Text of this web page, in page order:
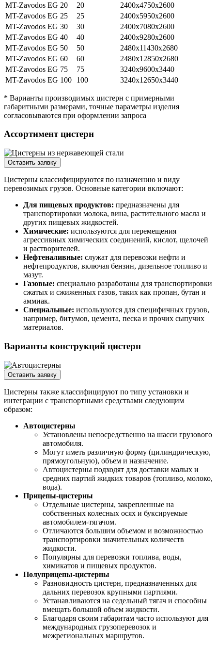
MT-Zavodos EG 20
20
2400х4750х2600
MT-Zavodos EG 25
25
2400х5950х2600
MT-Zavodos EG 30
30
2400х7080х2600
MT-Zavodos EG 40
40
2400х9280х2600
MT-Zavodos EG 50
50
2480х11430х2680
MT-Zavodos EG 60
60
2480х12850х2680
MT-Zavodos EG 75
75
3240х9600х3440
MT-Zavodos EG 100
100 3240х12650х3440
* Варианты производимых цистерн с примерными
габаритными размерами, точные параметры изделия
согласовываются при оформлении запроса
Ассортимент цистерн
Оставить заявку
Цистерны классифицируются по назначению и виду
перевозимых грузов. Основные категории включают:
Для пищевых продуктов: предназначены для
транспортировки молока, вина, растительного масла и
других пищевых жидкостей.
Химические: используются для перемещения
агрессивных химических соединений, кислот, щелочей
и растворителей.
Нефтеналивные: служат для перевозки нефти и
нефтепродуктов, включая бензин, дизельное топливо и
мазут.
Газовые: специально разработаны для транспортировки
сжатых и сжиженных газов, таких как пропан, бутан и
аммиак.
Специальные: используются для специфичных грузов,
например, битумов, цемента, песка и прочих сыпучих
материалов.
Варианты конструкций цистерн
Оставить заявку
Цистерны также классифицируют по типу установки и
интеграции с транспортными средствами следующим
образом:
Автоцистерны
Установлены непосредственно на шасси грузового
автомобиля.
Могут иметь различную форму (цилиндрическую,
прямоугольную), объем и назначение.
Автоцистерны подходят для доставки малых и
средних партий жидких товаров (топливо, молоко,
вода).
Прицепы-цистерны
Отдельные цистерны, закрепленные на
собственных колесных осях и буксируемые
автомобилем-тягачом.
Отличаются большим объемом и возможностью
транспортировки значительных количеств
жидкости.
Популярны для перевозки топлива, воды,
химикатов и пищевых продуктов.
Полуприцепы-цистерны
Разновидность цистерн, предназначенных для
дальних перевозок крупными партиями.
Устанавливаются на седельный тягач и способны
вмещать большой объем жидкости.
Благодаря своим габаритам часто используют для
международных грузоперевозок и
межрегиональных маршрутов.